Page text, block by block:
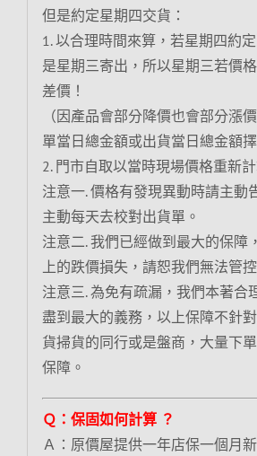
但是約定星期四交貨：
1. 以合理時間來算，若星期四約
是星期三寄出，所以星期三若價
差價！
（因產品會部分降價也會部分漲
單當日總金額或出貨當日總金額擇
2. 門市自取以當時現場價格重新計
注意一. 價格有發現異動時請主動
主動每天去校對出貨單。
注意二. 我們已經做到最大的保障
上的跌價損失，請恕我們無法管控
注意三. 為免有疏漏，我們本著合
盡到最大的義務，以上保障不針
貨掃貨的同行或是盤商，大量下
保障。
Ｑ：保固如何計算 ？
Ａ：原價屋提供一年店保一個月